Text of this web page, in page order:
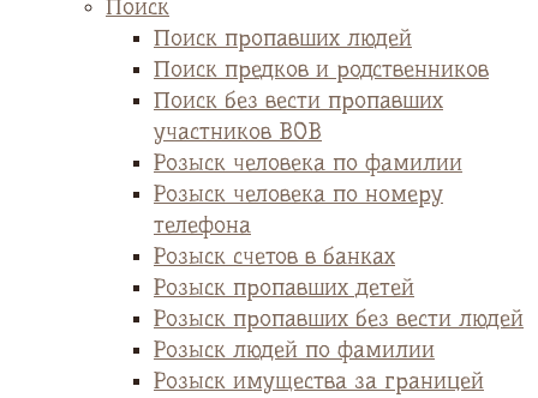
Поиск
Поиск пропавших людей
Поиск предков и родственников
Поиск без вести пропавших
участников ВОВ
Розыск человека по фамилии
Розыск человека по номеру
телефона
Розыск счетов в банках
Розыск пропавших детей
Розыск пропавших без вести людей
Розыск людей по фамилии
Розыск имущества за границей